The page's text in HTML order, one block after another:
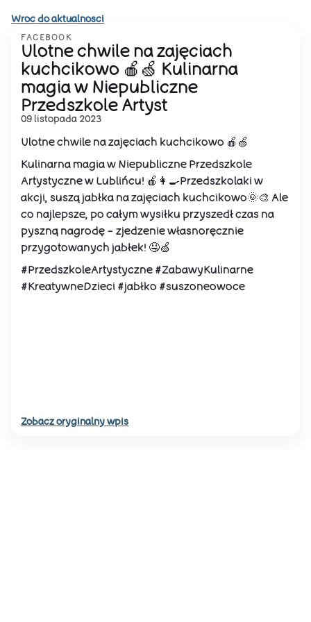
Wroc do aktualnosci
FACEBOOK
Ulotne chwile na zajęciach
kuchcikowo 🍎🍏 Kulinarna
magia w Niepubliczne
Przedszkole Artyst
09 listopada 2023
Ulotne chwile na zajęciach kuchcikowo 🍎🍏
Kulinarna magia w Niepubliczne Przedszkole
Artystyczne w Lublińcu! 🍎👩‍🍳Przedszkolaki w
akcji, suszą jabłka na zajęciach kuchcikowo🌞🎨 Ale
co najlepsze, po całym wysiłku przyszedł czas na
pyszną nagrodę - zjedzenie własnoręcznie
przygotowanych jabłek! 🤤🍏
#PrzedszkoleArtystyczne #ZabawyKulinarne
#KreatywneDzieci #jabłko #suszoneowoce
Zobacz oryginalny wpis